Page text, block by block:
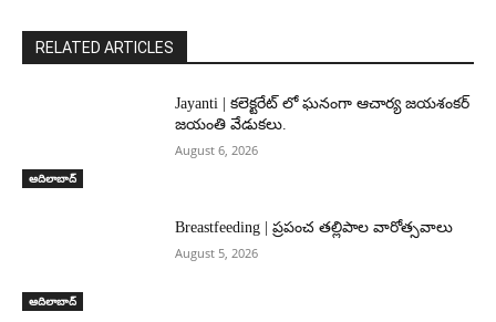
RELATED ARTICLES
ఆదిలాబాద్
Jayanti | కలెక్టరేట్ లో ఘనంగా ఆచార్య జయశంకర్
జయంతి వేడుకలు.
August 6, 2026
ఆదిలాబాద్
Breastfeeding | ప్రపంచ తల్లిపాల వారోత్సవాలు
August 5, 2026